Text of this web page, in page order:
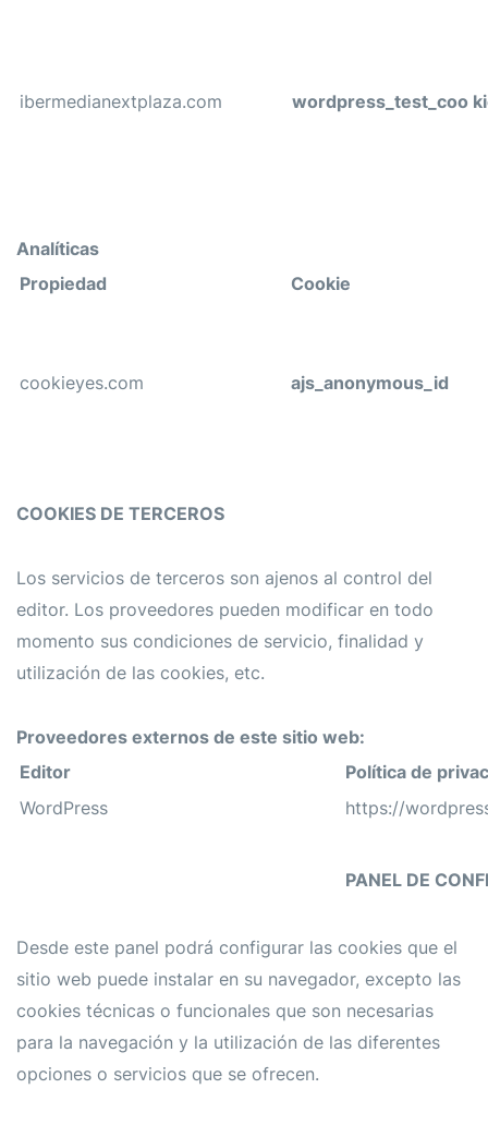
ibermedianextplaza.com wordpress_test_coo
Analíticas
Propiedad
Cookie
cookieyes.com ajs_anonymous_id
COOKIES DE TERCEROS
Los servicios de terceros son ajenos al control del
editor. Los proveedores pueden modificar en todo
momento sus condiciones de servicio, finalidad y
utilización de las cookies, etc.
Proveedores externos de este sitio web:
Editor
Política de
WordPress
https://
PANEL DE
Desde este panel podrá configurar las cookies que el
sitio web puede instalar en su navegador, excepto las
cookies técnicas o funcionales que son necesarias
para la navegación y la utilización de las diferentes
opciones o servicios que se ofrecen.